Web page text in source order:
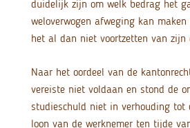
duidelijk zijn om welk bedrag het
weloverwogen afweging kan
het al dan niet voortzetten van zijn
Naar het oordeel van de
vereiste niet voldaan en stond de
studieschuld niet in verhouding tot
loon van de werknemer ten tijde